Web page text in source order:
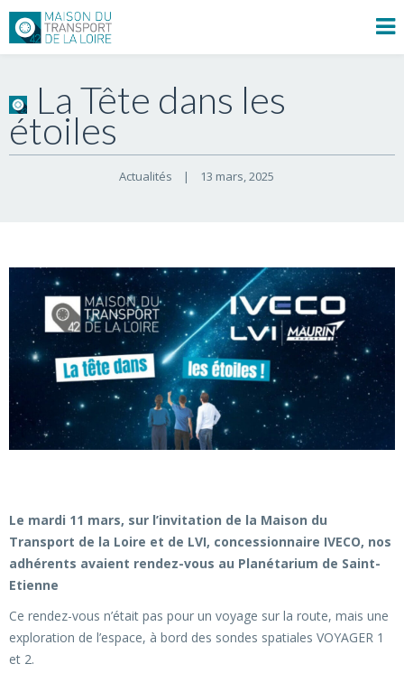
La Tête dans les
étoiles
Actualités | 13 mars, 2025
Le mardi 11 mars, sur l’invitation de la Maison du
Transport de la Loire et de LVI, concessionnaire IVECO, nos
adhérents avaient rendez-vous au Planétarium de Saint-
Etienne
Ce rendez-vous n’était pas pour un voyage sur la route, mais une
exploration de l’espace, à bord des sondes spatiales VOYAGER 1
et 2.